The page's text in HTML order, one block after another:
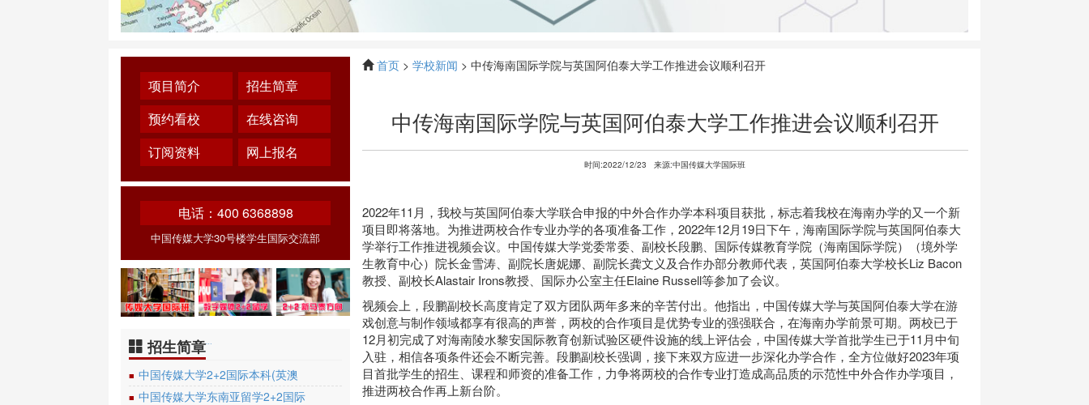
首页> 学校新闻 > 中传海南国际学院与英国阿伯泰大学工作推进会议顺利召开
中传海南国际学院与英国阿伯泰大学工作推进会议顺利召开
时间:2022/12/23 来源:中国传媒大学国际班
2022年11月，我校与英国阿伯泰大学联合申报的中外合作办学本科项目获批，标志着我校在海南办学的又一个新
项目即将落地。为推进两校合作专业办学的各项准备工作，2022年12月19日下午，海南国际学院与英国阿伯泰大
学举行工作推进视频会议。中国传媒大学党委常委、副校长段鹏、国际传媒教育学院（海南国际学院）（境外学
生教育中心）院长金雪涛、副院长唐妮娜、副院长龚文义及合作办部分教师代表，英国阿伯泰大学校长Liz Bacon
教授、副校长Alastair Irons教授、国际办公室主任Elaine Russell等参加了会议。
视频会上，段鹏副校长高度肯定了双方团队两年多来的辛苦付出。他指出，中国传媒大学与英国阿伯泰大学在游
戏创意与制作领域都享有很高的声誉，两校的合作项目是优势专业的强强联合，在海南办学前景可期。两校已于
12月初完成了对海南陵水黎安国际教育创新试验区硬件设施的线上评估会，中国传媒大学首批学生已于11月中旬
入驻，相信各项条件还会不断完善。段鹏副校长强调，接下来双方应进一步深化办学合作，全方位做好2023年项
目首批学生的招生、课程和师资的准备工作，力争将两校的合作专业打造成高品质的示范性中外合作办学项目，
推进两校合作再上新台阶。
项目简介
招生简章
预约看校
在线咨询
订阅资料
网上报名
电话：400 6368898
中国传媒大学30号楼学生国际交流部
招生简章
■ 中国传媒大学2+2国际本科(英澳
■ 中国传媒大学东南亚留学2+2国际